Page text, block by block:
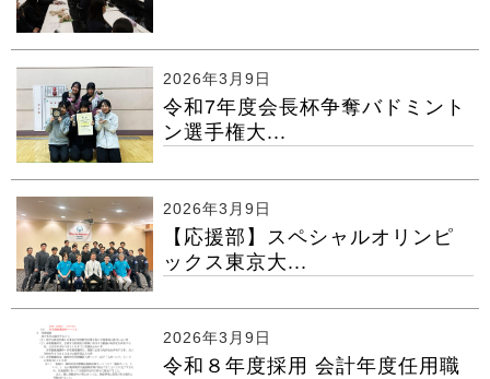
2026年3月9日
令和7年度会長杯争奪バドミント
ン選手権大...
2026年3月9日
【応援部】スペシャルオリンピ
ックス東京大...
2026年3月9日
令和８年度採用 会計年度任用職